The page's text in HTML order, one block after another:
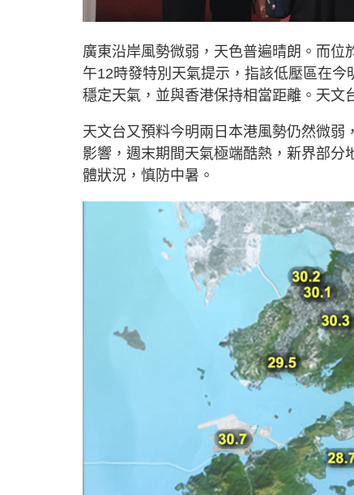
廣東沿岸風勢微弱，天色普遍晴朗。而
午12時發特別天氣提示，指該低壓區在
穩定天氣，並與香港保持相當距離。天文
天文台又預料今明兩日本港風勢仍然微
影響，週末期間天氣極端酷熱，新界部
體狀況，慎防中暑。